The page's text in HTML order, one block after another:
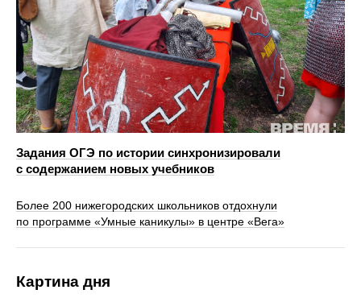
Задания ОГЭ по истории синхронизировали
с содержанием новых учебников
Более 200 нижегородских школьников отдохнули
по программе «Умные каникулы» в центре «Вега»
Картина дня